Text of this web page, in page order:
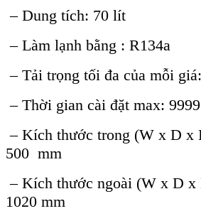
– Dung tích: 70 lít
– Làm lạnh bằng : R134a
– Tải trọng tối đa của mỗi
– Thời gian cài đặt max:
– Kích thước trong (W x D x
500 mm
– Kích thước ngoài (W x D x
1020 mm